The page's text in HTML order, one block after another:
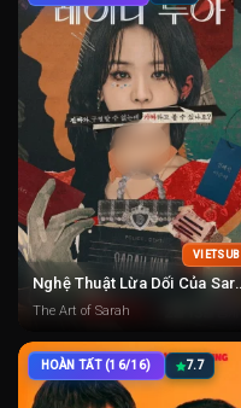
VIETSUB
Nghệ
The Art of Sarah
HOÀN TẤT (16/16) 7.7